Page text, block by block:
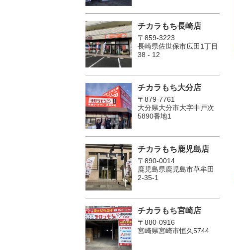
チカラもち長崎店
〒859-3223
長崎県佐世保市広田1丁目
38 - 12
チカラもち大分店
〒879-7761
大分県大分市大字中戸次
5890番地1
チカラもち鹿児島店
〒890-0014
鹿児島県鹿児島市草牟田
2-35-1
チカラもち宮崎店
〒880-0916
宮崎県宮崎市恒久5744